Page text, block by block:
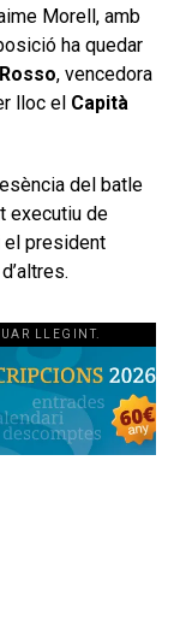
Morell, amb
ha quedar
, vencedora
lloc el Capità
del batle
executiu de
el president
LLEGINT.